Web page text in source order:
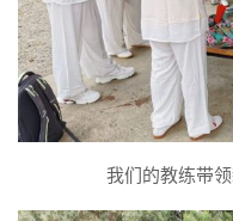
我们的教练带